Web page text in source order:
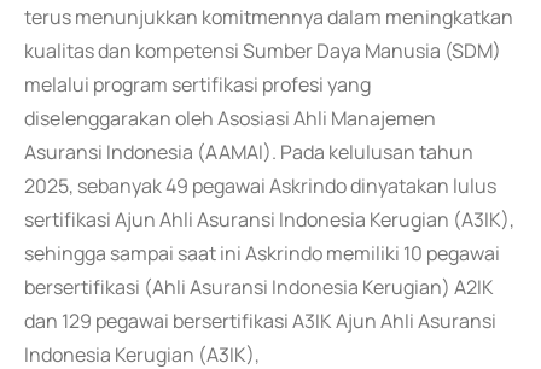
terus menunjukkan komitmennya dalam meningkatkan
kualitas dan kompetensi Sumber Daya Manusia (SDM)
melalui program sertifikasi profesi yang
diselenggarakan oleh Asosiasi Ahli Manajemen
Asuransi Indonesia (AAMAI). Pada kelulusan tahun
2025, sebanyak 49 pegawai Askrindo dinyatakan lulus
sertifikasi Ajun Ahli Asuransi Indonesia Kerugian (A3IK),
sehingga sampai saat ini Askrindo memiliki 10 pegawai
bersertifikasi (Ahli Asuransi Indonesia Kerugian) A2IK
dan 129 pegawai bersertifikasi A3IK Ajun Ahli Asuransi
Indonesia Kerugian (A3IK),